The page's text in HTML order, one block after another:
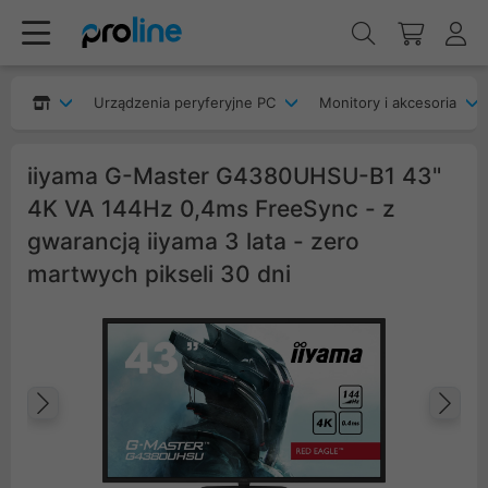
Urządzenia peryferyjne PC Monitory i akcesoria
iiyama G-Master G4380UHSU-B1 43"
4K VA 144Hz 0,4ms FreeSync - z
gwarancją iiyama 3 lata - zero
martwych pikseli 30 dni
Poprzedni